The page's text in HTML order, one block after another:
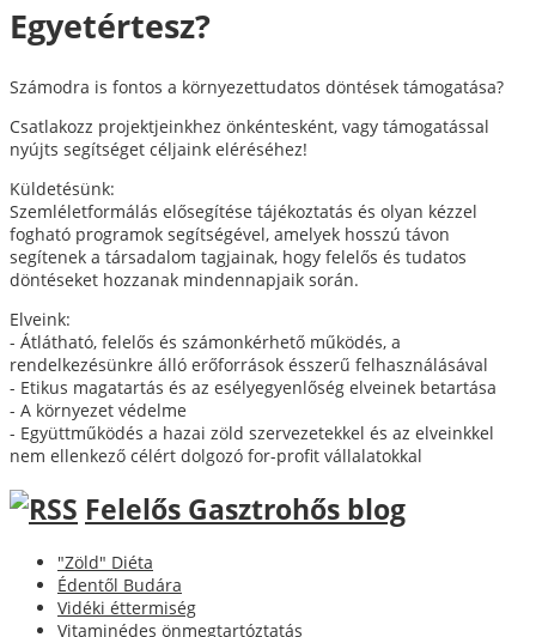
Egyetértesz?
Számodra is fontos a környezettudatos döntések támogatása?
Csatlakozz projektjeinkhez önkéntesként, vagy támogatással
nyújts segítséget céljaink eléréséhez!
Küldetésünk:
Szemléletformálás elősegítése tájékoztatás és olyan kézzel
fogható programok segítségével, amelyek hosszú távon
segítenek a társadalom tagjainak, hogy felelős és tudatos
döntéseket hozzanak mindennapjaik során.
Elveink:
- Átlátható, felelős és számonkérhető működés, a
rendelkezésünkre álló erőforrások ésszerű felhasználásával
- Etikus magatartás és az esélyegyenlőség elveinek betartása
- A környezet védelme
- Együttműködés a hazai zöld szervezetekkel és az elveinkkel
nem ellenkező célért dolgozó for-profit vállalatokkal
Felelős Gasztrohős blog
"Zöld" Diéta
Édentől Budára
Vidéki éttermiség
Vitaminédes önmegtartóztatás